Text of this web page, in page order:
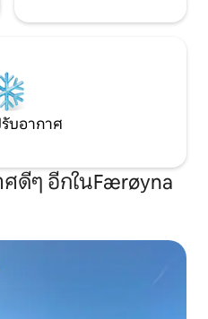
บอากาศ
ดีๆ อีกในFærøyna